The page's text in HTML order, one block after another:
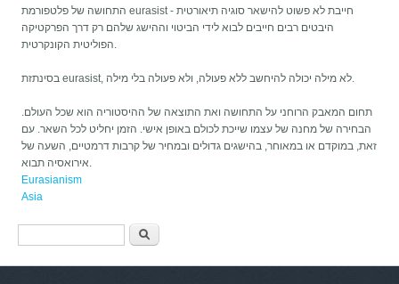
התחושה של פלטפורמת eurasist חייבת לא פשוט להישאר סוגיה תיאורטית -
היבטים רבים חייבים לבוא לידי הביטוי וההישג שלהם רק דרך הפרקטיקה
תחום המאבק הרוחני על התחושה ואת התוצאה של ההיסטוריה הוא שכל העולם.
הבחירה של מחנה של עצמו שייכת לכולם באופן אישי. הזמן יחליט לכל השאר. עם
זאת, במוקדם או במאוחר, בהישגים גדולים ובמחיר של קרבות דרמטיים, השעה של
Eurasianism
Asia